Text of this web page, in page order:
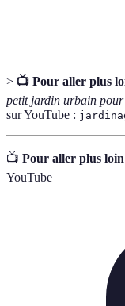
> 📺 Pour aller plus
petit jardin urbain pour
sur YouTube :
📺 Pour aller plus
YouTube